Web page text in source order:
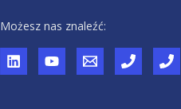
Możesz nas znaleźć: